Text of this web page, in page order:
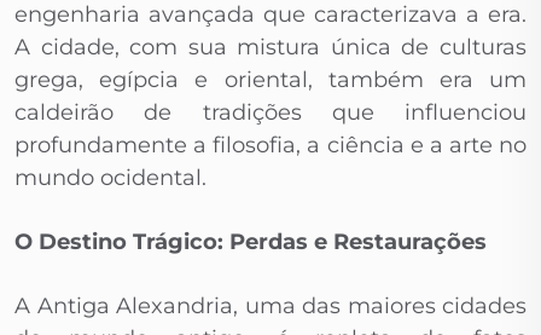
engenharia avançada que caracterizava a era.
A cidade, com sua mistura única de culturas
grega, egípcia e oriental, também era um
caldeirão de tradições que influenciou
profundamente a filosofia, a ciência e a arte no
mundo ocidental.
O Destino Trágico: Perdas e Restaurações
A Antiga Alexandria, uma das maiores cidades